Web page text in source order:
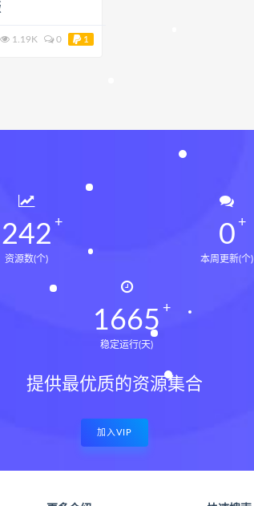
1.19K 0 1
243
资源数(个)
0
本周更新(个)
1675
稳定运行(天)
提供最优质的资源集合
加入VIP